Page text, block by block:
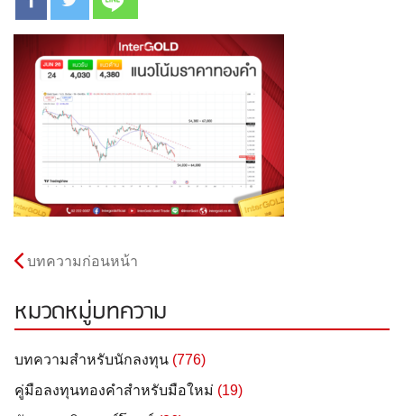
บทความก่อนหน้า
หมวดหมู่บทความ
บทความสำหรับนักลงทุน (776)
คู่มือลงทุนทองคำสำหรับมือใหม่ (19)